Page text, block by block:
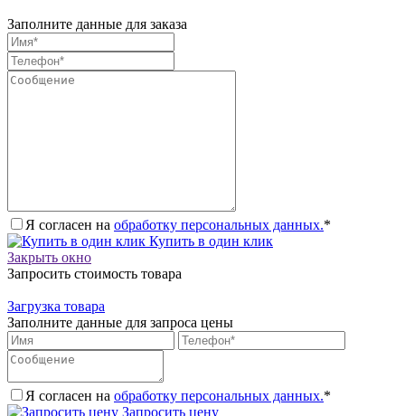
Заполните данные для заказа
Я согласен на обработку персональных данных.*
Купить в один клик
Закрыть окно
Запросить стоимость товара
Загрузка товара
Заполните данные для запроса цены
Я согласен на обработку персональных данных.*
Запросить цену